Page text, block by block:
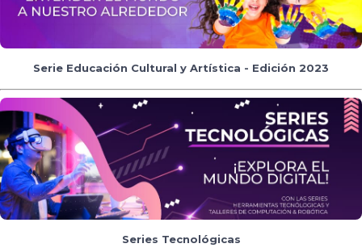
Serie Educación Cultural y Artística - Edición 2023
Series Tecnológicas